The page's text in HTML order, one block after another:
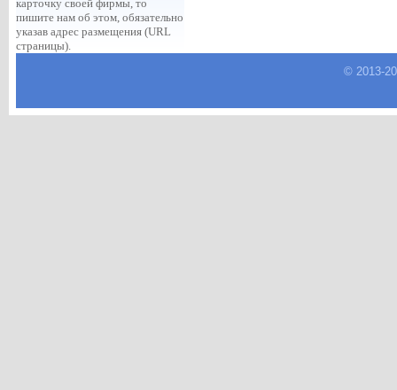
карточку своей фирмы, то
пишите нам об этом, обязательно
указав адрес размещения (URL
страницы).
© 2013-